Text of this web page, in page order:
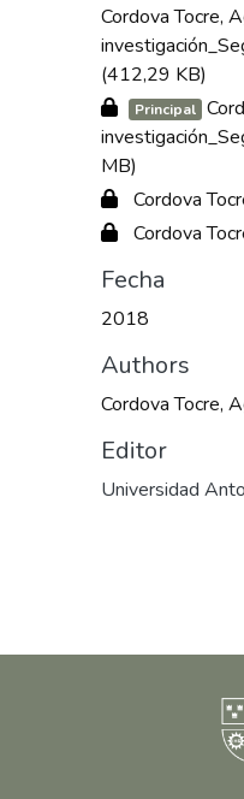
Cordova Tocre,
(412,29 KB)
Principal
MB)
Cordova
Cordova
Fecha
2018
Authors
Cordova Tocre,
Editor
Universidad